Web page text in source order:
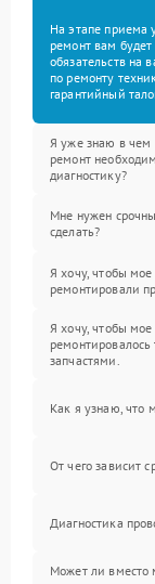
На этапе приема
ремонт вам
обязательств на
по ремонту
гарантийный
Я уже знаю в чем
ремонт
диагностику?
Мне нужен
сделать?
Я хочу, чтобы мое
ремонтировали
Я хочу, чтобы мое
запчастями.
Как я узнаю, что
От чего зависит
Диагностика
Может ли вместо